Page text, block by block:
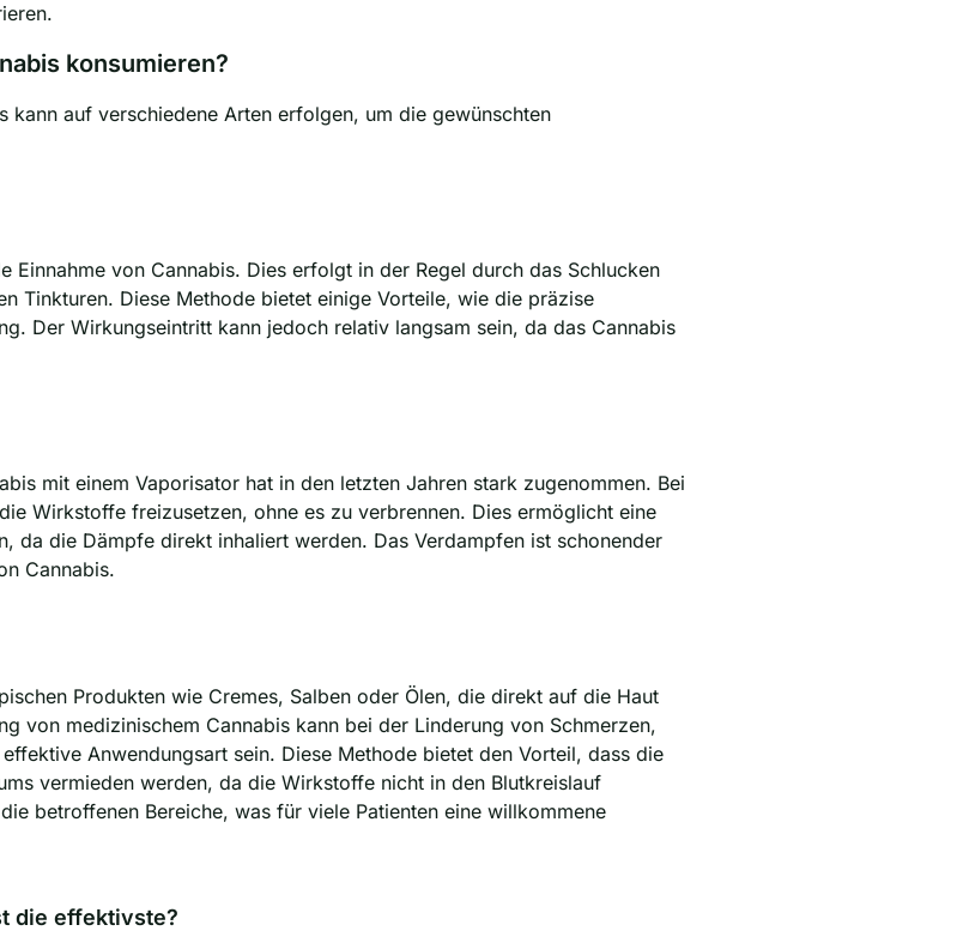
konsumieren?
kann auf verschiedene Arten erfolgen, um die gewünschten
Einnahme von Cannabis. Dies erfolgt in der Regel durch das Schlucken
Tinkturen. Diese Methode bietet einige Vorteile, wie die präzise
Der Wirkungseintritt kann jedoch relativ langsam sein, da das Cannabis
mit einem Vaporisator hat in den letzten Jahren stark zugenommen. Bei
Wirkstoffe freizusetzen, ohne es zu verbrennen. Dies ermöglicht eine
da die Dämpfe direkt inhaliert werden. Das Verdampfen ist schonender
Cannabis.
Produkten wie Cremes, Salben oder Ölen, die direkt auf die Haut
von medizinischem Cannabis kann bei der Linderung von Schmerzen,
Anwendungsart sein. Diese Methode bietet den Vorteil, dass die
vermieden werden, da die Wirkstoffe nicht in den Blutkreislauf
betroffenen Bereiche, was für viele Patienten eine willkommene
die effektivste?